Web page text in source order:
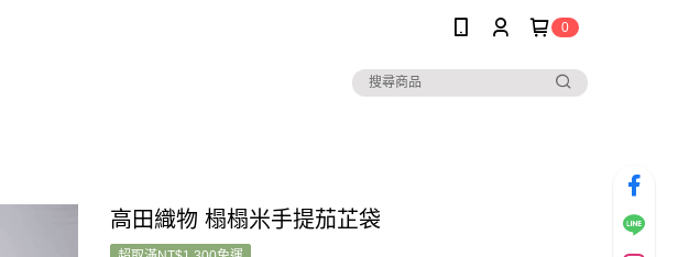
0
高田織物 榻榻米手提茄芷袋